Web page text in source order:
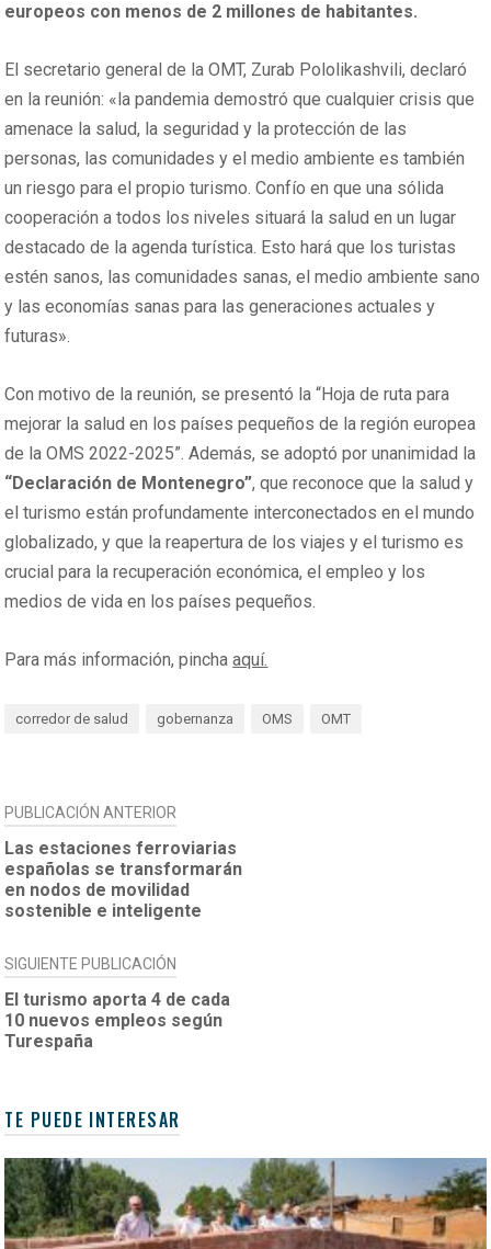
europeos con menos de 2 millones de habitantes.
El secretario general de la OMT, Zurab Pololikashvili, declaró
en la reunión: «la pandemia demostró que cualquier crisis que
amenace la salud, la seguridad y la protección de las
personas, las comunidades y el medio ambiente es también
un riesgo para el propio turismo. Confío en que una sólida
cooperación a todos los niveles situará la salud en un lugar
destacado de la agenda turística. Esto hará que los turistas
estén sanos, las comunidades sanas, el medio ambiente sano
y las economías sanas para las generaciones actuales y
futuras».
Con motivo de la reunión, se presentó la “Hoja de ruta para
mejorar la salud en los países pequeños de la región europea
de la OMS 2022-2025”. Además, se adoptó por unanimidad la
“Declaración de Montenegro”, que reconoce que la salud y
el turismo están profundamente interconectados en el mundo
globalizado, y que la reapertura de los viajes y el turismo es
crucial para la recuperación económica, el empleo y los
medios de vida en los países pequeños.
Para más información, pinchaaquí.
corredor de salud gobernanza OMS OMT
NAVEGACIÓN
DE
ENTRADAS
PUBLICACIÓN ANTERIOR
Las estaciones ferroviarias
españolas se transformarán
en nodos de movilidad
sostenible e inteligente
SIGUIENTE PUBLICACIÓN
El turismo aporta 4 de cada
10 nuevos empleos según
Turespaña
TE PUEDE INTERESAR